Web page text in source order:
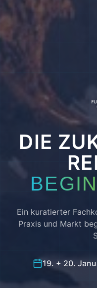
DIE
Ein kuratierter
Praxis und Markt
19. + 20.